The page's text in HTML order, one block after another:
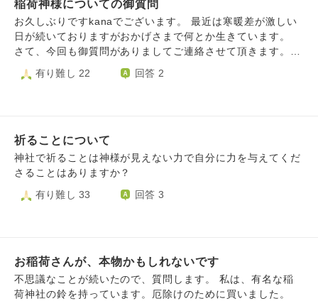
したいと思っています。 参拝後は都内の観光等もしたいと
思っているのですが、その際、風俗店の利用(直接的な性行
為ではなく体に触らせて頂く内容)もしたいと思っていま
す。私自身これまで女性経験がなく、最近はどうしようもな
強いのです。ただ、性病も怖ければ、直接的な行為(キスな
切なことであるのですが、自分自身の欲求も日々大きくなっ
ているため欲求を叶えたいという思いもあります。 ただ、
神社参拝という神聖な行為に対し、こういった思いを抱えな
させて頂く資格はあるのかとさえ思っています。 お忙しい
稲荷神様についての御質問
お久しぶりですkanaでございます。 最近は寒暖差が激しい
日が続いておりますがおかげさまで何とか生きています。
さて、今回も御質問がありましてご連絡させて頂きます。
私は近頃、豊川稲荷様と伏見稲荷様の末社(祠?)に御参りさ
せて頂いているのですが、巷では「稲荷神を信仰し始めたら
まうのではないかと個人的心配しております。 (一応、自分
で末代(家系のアンカー)になるかもしれないというのは御祈
りの際にお伝えしている状態ですが...稲荷神様に対して申し
持ちで向き合えば良いのかお教え下さると幸いです。 最後
有り難し 22 回答 2
祈ることについて
神社で祈ることは神様が見えない力で自分に力を与えてくだ
さることはありますか？
有り難し 33
回答 3
お稲荷さんが、本物かもしれないです
不思議なことが続いたので、質問します。 私は、有名な稲
荷神社の鈴を持っています。厄除けのために買いました。